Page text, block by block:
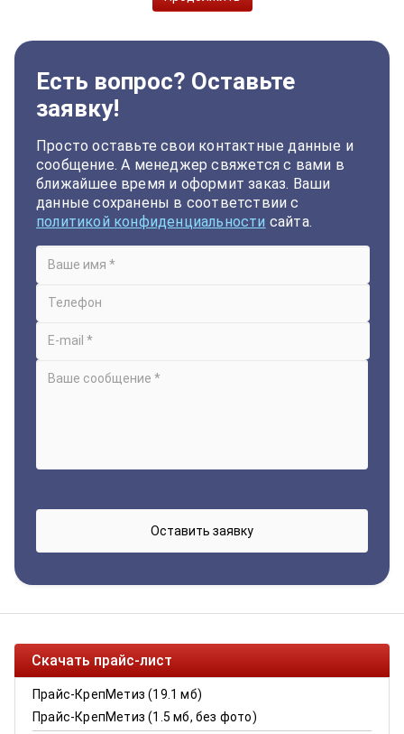
Есть вопрос? Оставьте
заявку!
Просто оставьте свои контактные данные и
сообщение. А менеджер свяжется с вами в
ближайшее время и оформит заказ. Ваши
данные сохранены в соответствии с
политикой конфиденциальности сайта.
Скачать прайс-лист
Прайс-КрепМетиз (19.1 мб)
Прайс-КрепМетиз (1.5 мб, без фото)